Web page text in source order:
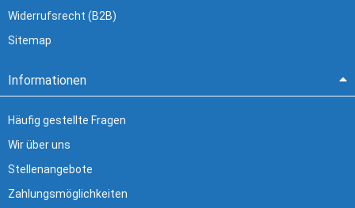
Widerrufsrecht (B2B)
Sitemap
Informationen
Häufig gestellte Fragen
Wir über uns
Stellenangebote
Zahlungsmöglichkeiten